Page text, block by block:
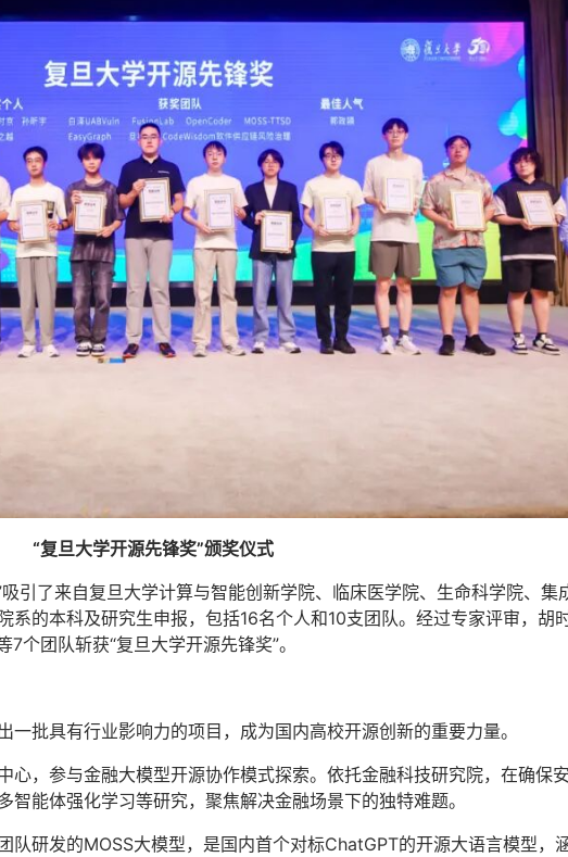
“复旦大学开源先锋奖”颁奖仪式
引了来自复旦大学计算与智能创新学院、临床医学院、生命科学院、集
系的本科及研究生申报，包括16名个人和10支团队。经过专家评审，胡
个团队斩获“复旦大学开源先锋奖”。
批具有行业影响力的项目，成为国内高校开源创新的重要力量。
心，参与金融大模型开源协作模式探索。依托金融科技研究院，在确保
能体强化学习等研究，聚焦解决金融场景下的独特难题。
队研发的MOSS大模型，是国内首个对标ChatGPT的开源大语言模型，